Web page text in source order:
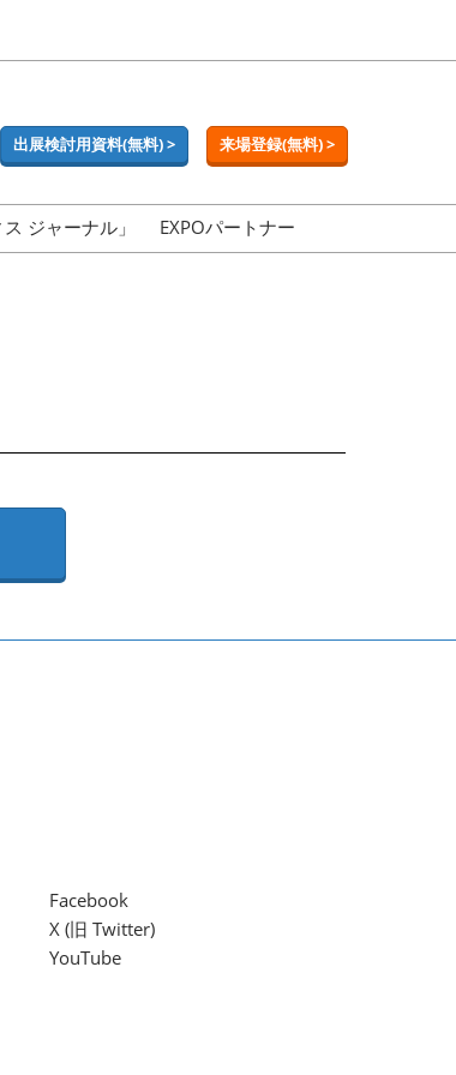
出展検討用資料(無料) > 来場登録(無料) >
ジャーナル」 EXPOパートナー
Facebook
X (旧 Twitter)
YouTube